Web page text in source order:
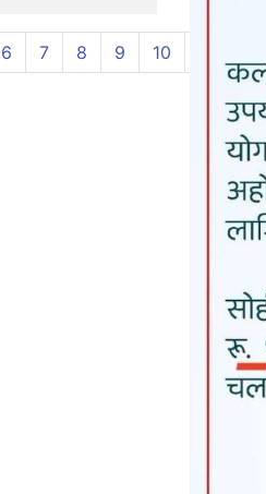
6 7 8 9 10